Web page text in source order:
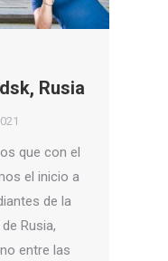
Rusia
que con el
el inicio a
de la
Rusia,
entre las